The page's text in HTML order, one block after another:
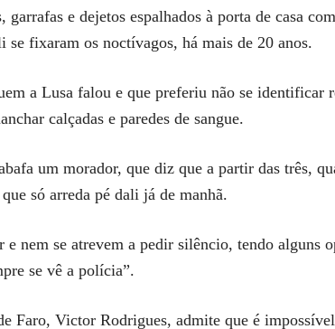
garrafas e dejetos espalhados à porta de casa
se fixaram os noctívagos, há mais de 20 anos.
a Lusa falou e que preferiu não se identificar
calçadas e paredes de sangue.
um morador, que diz que a partir das três,
só arreda pé dali já de manhã.
nem se atrevem a pedir silêncio, tendo alguns
se vê a polícia”.
Faro, Victor Rodrigues, admite que é